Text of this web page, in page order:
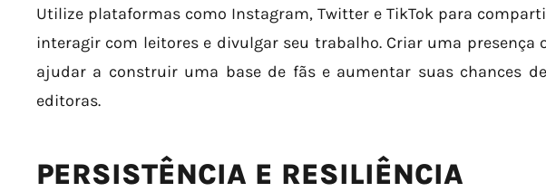
Utilize plataformas como Instagram, Twitter e TikTok para
interagir com leitores e divulgar seu trabalho. Criar uma presença
ajudar a construir uma base de fãs e aumentar suas chances
editoras.
PERSISTÊNCIA E RESILIÊNCIA